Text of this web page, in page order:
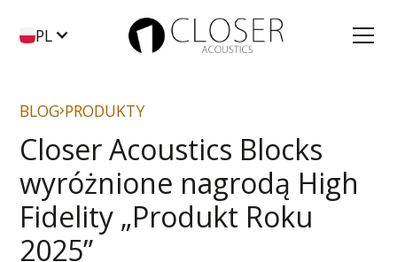
PL
BLOG PRODUKTY
Closer Acoustics Blocks
wyróżnione nagrodą High
Fidelity „Produkt Roku
2025”